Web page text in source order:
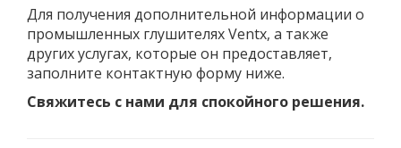
Для получения дополнительной информации о
промышленных глушителях Ventx, а также
других услугах, которые он предоставляет,
заполните контактную форму ниже.
Свяжитесь с нами для спокойного решения.